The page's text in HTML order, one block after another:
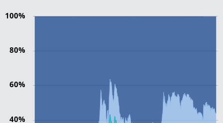
40%
60%
80%
100%